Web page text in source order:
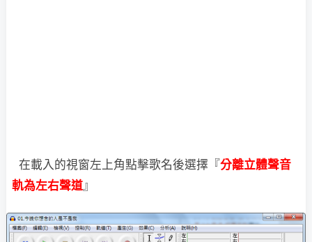
在載入的視窗左上角點擊歌名後選擇『分離立體聲音
軌為左右聲道』